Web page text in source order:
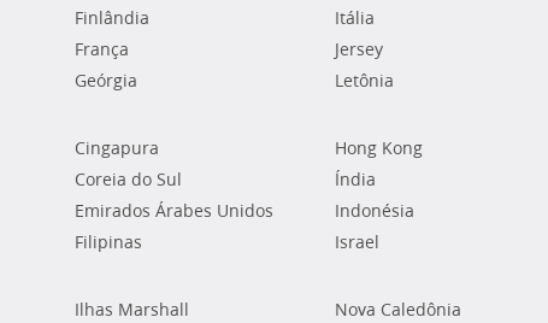
Finlândia
França
Geórgia
Itália
Jersey
Letônia
Cingapura
Coreia do Sul
Emirados Árabes Unidos
Filipinas
Hong Kong
Índia
Indonésia
Israel
Ilhas Marshall
Nova Caledônia